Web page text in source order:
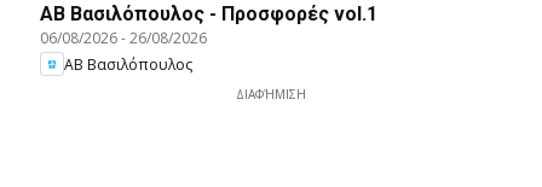
ΑΒ Βασιλόπουλος - Προσφορές vol.1
06/08/2026-26/08/2026
ΑΒ Βασιλόπουλος
ΔΙΑΦΉΜΙΣΗ